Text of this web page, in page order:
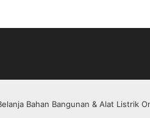
Bahan Bangunan & Alat Listrik